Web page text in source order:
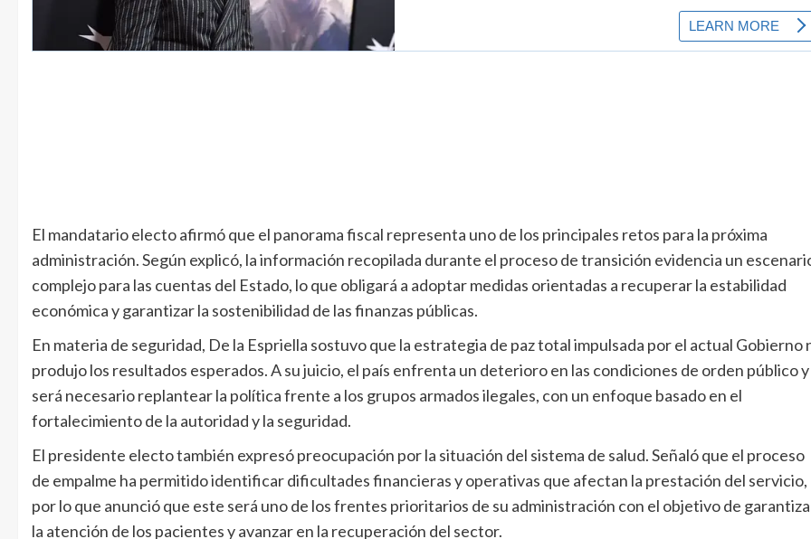
El mandatario electo afirmó que el panorama fiscal representa uno de los principales retos para la próxima
administración. Según explicó, la información recopilada durante el proceso de transición evidencia un
complejo para las cuentas del Estado, lo que obligará a adoptar medidas orientadas a recuperar la estabilidad
económica y garantizar la sostenibilidad de las finanzas públicas.
En materia de seguridad, De la Espriella sostuvo que la estrategia de paz total impulsada por el actual Gobierno
produjo los resultados esperados. A su juicio, el país enfrenta un deterioro en las condiciones de orden público y
será necesario replantear la política frente a los grupos armados ilegales, con un enfoque basado en el
fortalecimiento de la autoridad y la seguridad.
El presidente electo también expresó preocupación por la situación del sistema de salud. Señaló que el proceso
de empalme ha permitido identificar dificultades financieras y operativas que afectan la prestación del servicio,
por lo que anunció que este será uno de los frentes prioritarios de su administración con el objetivo de
la atención de los pacientes y avanzar en la recuperación del sector.